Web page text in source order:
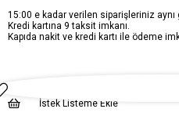
15:00 e kadar verilen siparişleriniz aynı
Kredi kartına 9 taksit imkanı.
Kapıda nakit ve kredi kartı ile ödeme
İstek Listeme Ekle